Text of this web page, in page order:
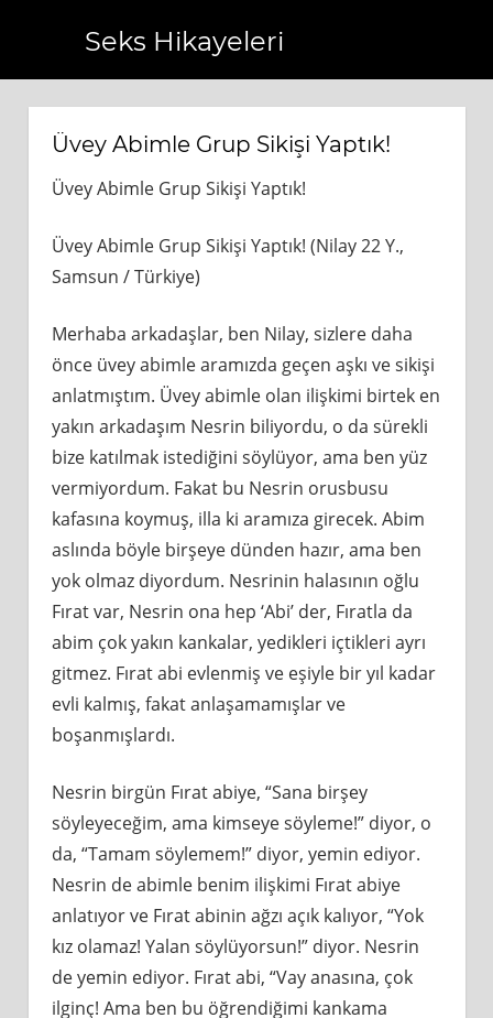
Seks Hikayeleri
Üvey Abimle Grup Sikişi Yaptık!
Üvey Abimle Grup Sikişi Yaptık!
Üvey Abimle Grup Sikişi Yaptık! (Nilay 22 Y.,
Samsun / Türkiye)
Merhaba arkadaşlar, ben Nilay, sizlere daha
önce üvey abimle aramızda geçen aşkı ve sikişi
anlatmıştım. Üvey abimle olan ilişkimi birtek en
yakın arkadaşım Nesrin biliyordu, o da sürekli
bize katılmak istediğini söylüyor, ama ben yüz
vermiyordum. Fakat bu Nesrin orusbusu
kafasına koymuş, illa ki aramıza girecek. Abim
aslında böyle birşeye dünden hazır, ama ben
yok olmaz diyordum. Nesrinin halasının oğlu
Fırat var, Nesrin ona hep ‘Abi’ der, Fıratla da
abim çok yakın kankalar, yedikleri içtikleri ayrı
gitmez. Fırat abi evlenmiş ve eşiyle bir yıl kadar
evli kalmış, fakat anlaşamamışlar ve
boşanmışlardı.
Nesrin birgün Fırat abiye, “Sana birşey
söyleyeceğim, ama kimseye söyleme!” diyor, o
da, “Tamam söylemem!” diyor, yemin ediyor.
Nesrin de abimle benim ilişkimi Fırat abiye
anlatıyor ve Fırat abinin ağzı açık kalıyor, “Yok
kız olamaz! Yalan söylüyorsun!” diyor. Nesrin
de yemin ediyor. Fırat abi, “Vay anasına, çok
ilginç! Ama ben bu öğrendiğimi kankama